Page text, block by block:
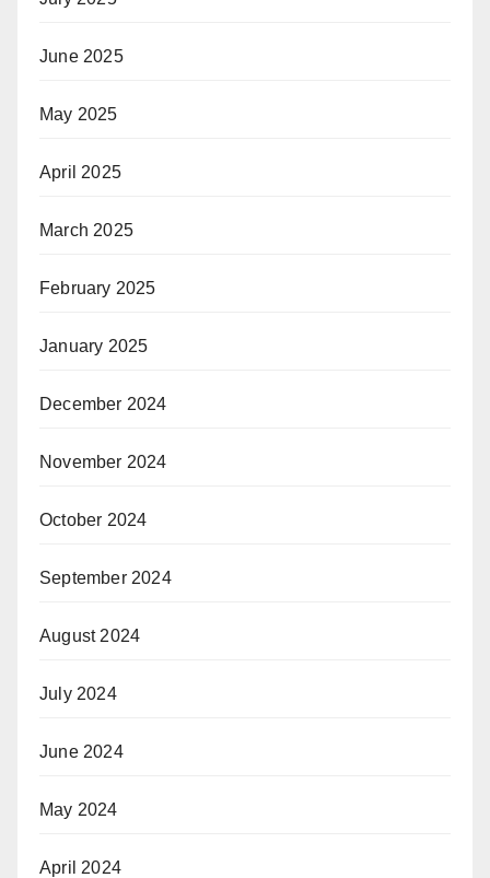
June 2025
May 2025
April 2025
March 2025
February 2025
January 2025
December 2024
November 2024
October 2024
September 2024
August 2024
July 2024
June 2024
May 2024
April 2024